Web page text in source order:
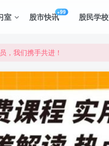
室 股市快讯+99 股民学校
，我们携手共进！
，我们携手共进！
同行！分享全网优质VIP资源，